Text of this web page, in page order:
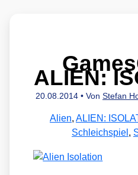
ALIEN:
20.08.2014 • Von Stefan
Alien, ALIEN:
Schleichspiel ,